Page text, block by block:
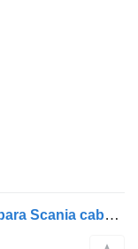
Scania nox 2296799 sensor de NOx para Scania cabeza tractora